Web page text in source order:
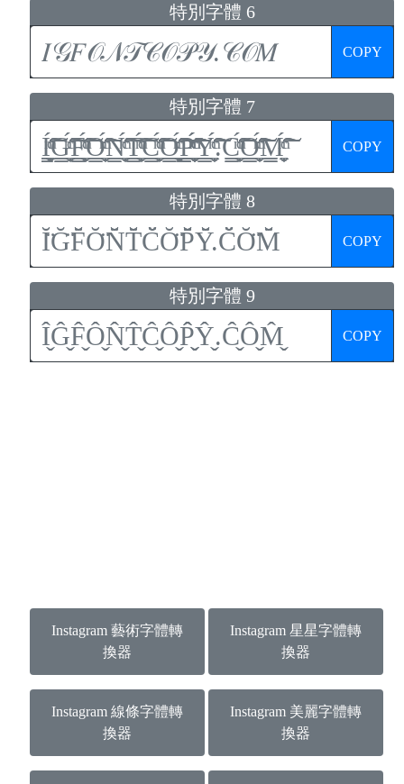
特別字體 6
COPY
特別字體 7
COPY
特別字體 8
COPY
特別字體 9
COPY
Instagram 藝術字體轉
換器
Instagram 星星字體轉
換器
Instagram 線條字體轉
換器
Instagram 美麗字體轉
換器